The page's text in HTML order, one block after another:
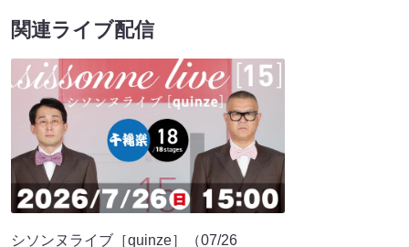
関連ライブ配信
シソンヌライブ［quinze］（07/26